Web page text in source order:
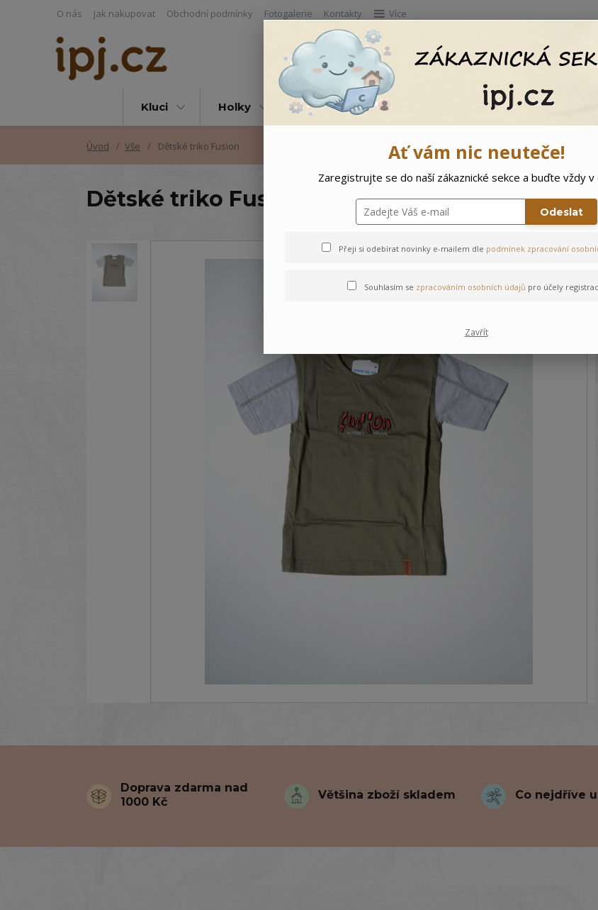
O nás Jak nakupovat Obchodní podmínky Fotogalerie Kontakty Více
Kluci Holky Vše Doprodej Ostatní 🌲 Vítejte
Úvod Vše Dětské triko Fusion
Dětské triko Fusion
Doprava zdarma nad
1000 Kč
Většina zboží skladem Co nejdříve
Ať vám nic neuteče!
Zaregistrujte se do naší zákaznické sekce a buďte vždy v
Odeslat
Přeji si odebírat novinky e-mailem dle podmínek zpracování
Souhlasím se zpracováním osobních údajů pro účely
Zavřít